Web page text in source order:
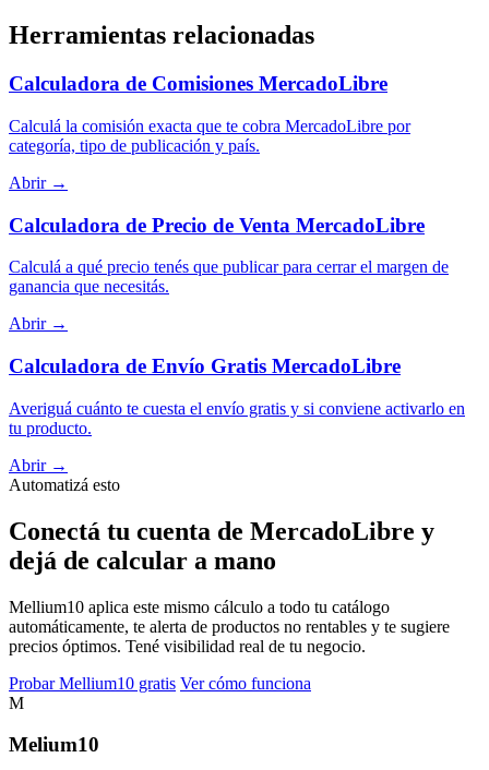
Herramientas relacionadas
Calculadora de Comisiones MercadoLibre
Calculá la comisión exacta que te cobra MercadoLibre por
categoría, tipo de publicación y país.
Abrir →
Calculadora de Precio de Venta MercadoLibre
Calculá a qué precio tenés que publicar para cerrar el margen de
ganancia que necesitás.
Abrir →
Calculadora de Envío Gratis MercadoLibre
Averiguá cuánto te cuesta el envío gratis y si conviene activarlo en
tu producto.
Abrir →
Automatizá esto
Conectá tu cuenta de MercadoLibre y
dejá de calcular a mano
Mellium10 aplica este mismo cálculo a todo tu catálogo
automáticamente, te alerta de productos no rentables y te sugiere
precios óptimos. Tené visibilidad real de tu negocio.
Probar Mellium10 gratis Ver cómo funciona
M
Melium10